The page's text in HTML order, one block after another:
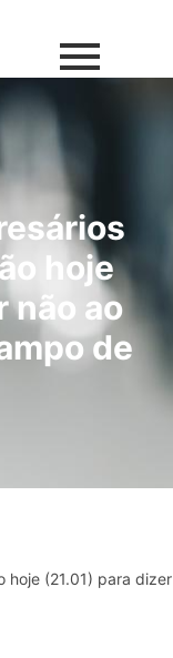
hoje
não ao
de
hoje (21.01) para